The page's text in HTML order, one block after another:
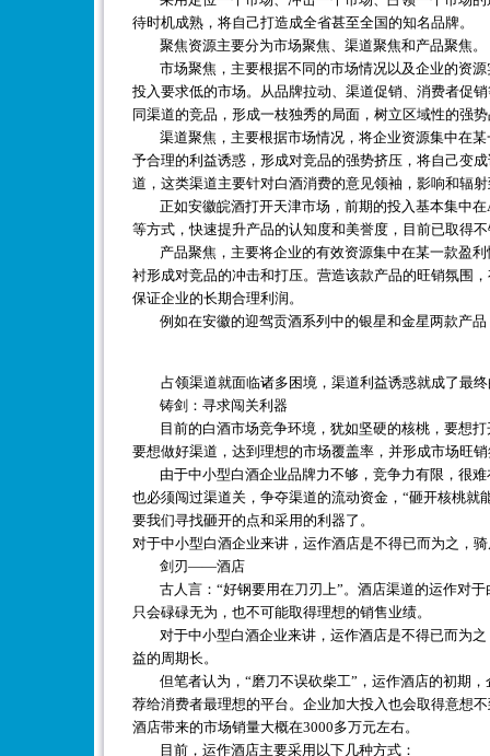
待时机成熟，将自己打造成全省甚至全国的知名品牌。
聚焦资源主要分为市场聚焦、渠道聚焦和产品聚焦。
市场聚焦，主要根据不同的市场情况以及企业的资源
投入要求低的市场。从品牌拉动、渠道促销、消费者促
同渠道的竞品，形成一枝独秀的局面，树立区域性的强
渠道聚焦，主要根据市场情况，将企业资源集中在某
予合理的利益诱惑，形成对竞品的强势挤压，将自己变
道，这类渠道主要针对白酒消费的意见领袖，影响和辐
正如安徽皖酒打开天津市场，前期的投入基本集中在
等方式，快速提升产品的认知度和美誉度，目前已取得
产品聚焦，主要将企业的有效资源集中在某一款盈利
衬形成对竞品的冲击和打压。营造该款产品的旺销氛围
保证企业的长期合理利润。
例如在安徽的迎驾贡酒系列中的银星和金星两款产品
占领渠道就面临诸多困境，渠道利益诱惑就成了最终
铸剑：寻求闯关利器
目前的白酒市场竞争环境，犹如坚硬的核桃，要想打
要想做好渠道，达到理想的市场覆盖率，并形成市场旺
由于中小型白酒企业品牌力不够，竞争力有限，很难
也必须闯过渠道关，争夺渠道的流动资金，“砸开核桃
要我们寻找砸开的点和采用的利器了。
对于中小型白酒企业来讲，运作酒店是不得已而为之，
剑刃——酒店
古人言：“好钢要用在刀刃上”。酒店渠道的运作对于
只会碌碌无为，也不可能取得理想的销售业绩。
对于中小型白酒企业来讲，运作酒店是不得已而为之
益的周期长。
但笔者认为，“磨刀不误砍柴工”，运作酒店的初期，
荐给消费者最理想的平台。企业加大投入也会取得意想
酒店带来的市场销量大概在3000多万元左右。
目前，运作酒店主要采用以下几种方式：